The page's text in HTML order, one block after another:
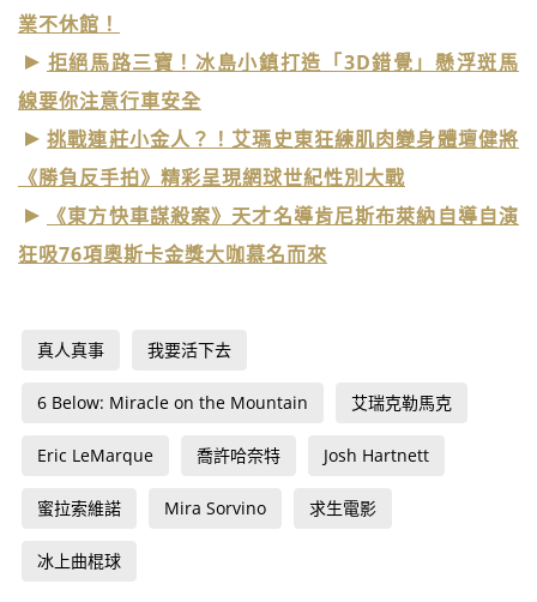
業不休館！
拒絕馬路三寶！冰島小鎮打造「3D錯覺」懸浮斑馬
線要你注意行車安全
挑戰連莊小金人？！艾瑪史東狂練肌肉變身體壇健將
《勝負反手拍》精彩呈現網球世紀性別大戰
《東方快車謀殺案》天才名導肯尼斯布萊納自導自演
狂吸76項奧斯卡金獎大咖慕名而來
真人真事 我要活下去
6 Below: Miracle on the Mountain 艾瑞克勒馬克
Eric LeMarque 喬許哈奈特 Josh Hartnett
蜜拉索維諾 Mira Sorvino 求生電影
冰上曲棍球